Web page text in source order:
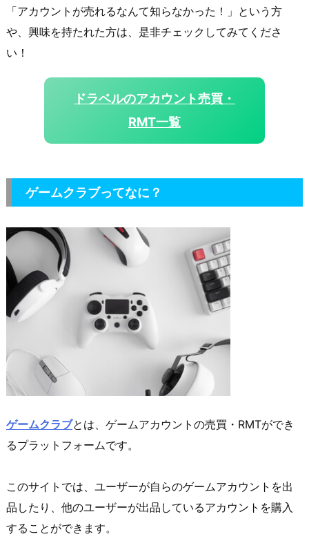
「アカウントが売れるなんて知らなかった！」という方
や、興味を持たれた方は、是非チェックしてみてくださ
い！
ドラベルのアカウント売買・
RMT一覧
ゲームクラブってなに？
ゲームクラブとは、ゲームアカウントの売買・RMTができ
るプラットフォームです。
このサイトでは、ユーザーが自らのゲームアカウントを出
品したり、他のユーザーが出品しているアカウントを購入
することができます。